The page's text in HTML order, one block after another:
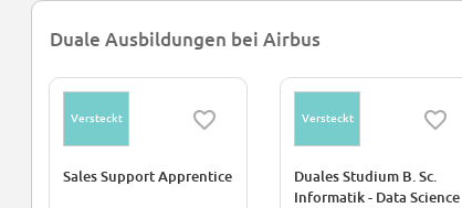
Duale Ausbildungen bei Airbus
Versteckt
Sales Support Apprentice
Versteckt
Duales Studium B. Sc.
Informatik - Data Science